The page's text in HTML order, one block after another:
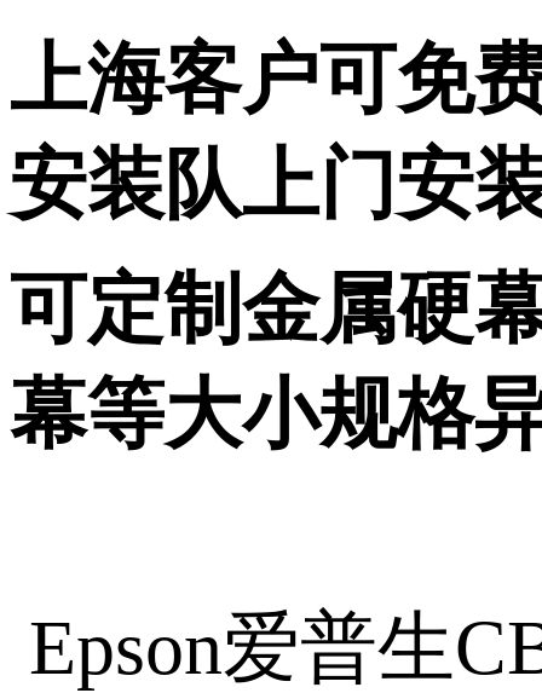
上海客户可免
安装队上门安
可定制金属硬
幕等大小规格
Epson爱普生